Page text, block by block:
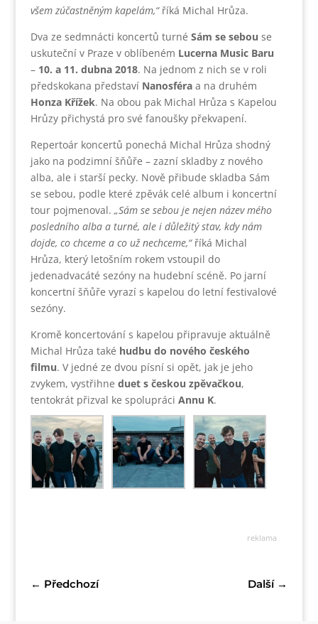
všem zúčastněným kapelám,“říká Michal Hrůza.
Dva ze sedmnácti koncertů turné Sám se sebou se
uskuteční v Praze v oblíbeném Lucerna Music Baru
– 10. a 11. dubna 2018. Na jednom z nich se v roli
předskokana představí Nanosféraa na druhém
Honza Křížek. Na obou pak Michal Hrůza s Kapelou
Hrůzy přichystá pro své fanoušky překvapení.
Repertoár koncertů ponechá Michal Hrůza shodný
jako na podzimní šňůře – zazní skladby z nového
alba, ale i starší pecky. Nově přibude skladba Sám
se sebou, podle které zpěvák celé album i koncertní
tour pojmenoval. „Sám se sebou je nejen název mého
posledního alba a turné, ale i důležitý stav, kdy nám
dojde, co chceme a co už nechceme,“říká Michal
Hrůza, který letošním rokem vstoupil do
jedenadvacáté sezóny na hudební scéně. Po jarní
koncertní šňůře vyrazí s kapelou do letní festivalové
sezóny.
Kromě koncertování s kapelou připravuje aktuálně
Michal Hrůza také hudbu do nového českého
filmu. V jedné ze dvou písní si opět, jak je jeho
zvykem, vystřihne duet s českou zpěvačkou,
tentokrát přizval ke spolupráci Annu K.
reklama
← Předchozí Další→